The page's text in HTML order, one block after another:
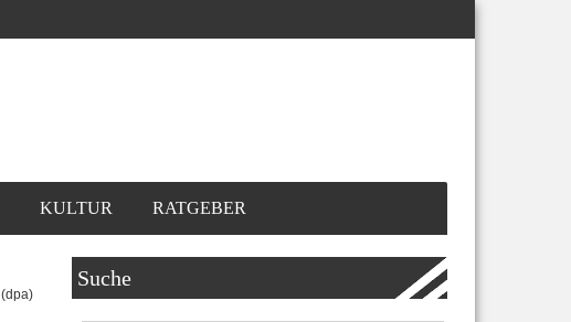
KULTUR RATGEBER
(dpa)
Suche